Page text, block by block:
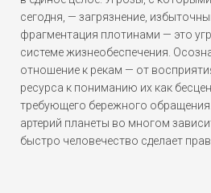
сегодня, — загрязнение,
фрагментация плотинами — это
системе жизнеобеспечения.
отношение к рекам — от
ресурса к пониманию их как
требующего бережного
артерий планеты во многом
быстро человечество сделает